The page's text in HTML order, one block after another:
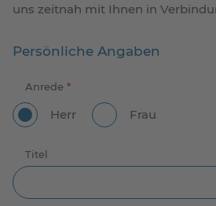
uns zeitnah mit Ihnen in
Persönliche Angaben
Anrede *
Herr Frau
Titel